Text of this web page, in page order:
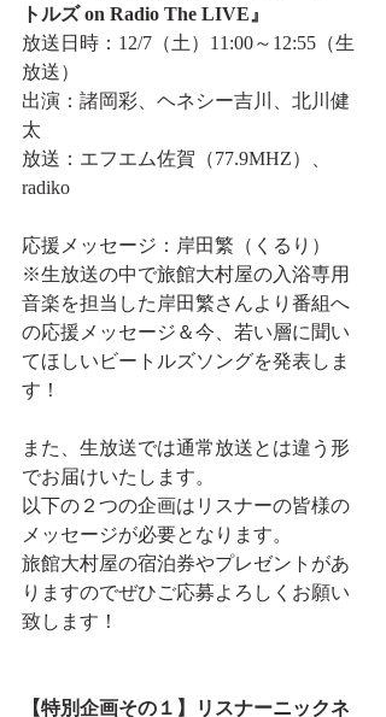
トルズ on Radio The LIVE』
放送日時：12/7（土）11:00～12:55（生
放送）
出演：諸岡彩、ヘネシー吉川、北川健
太
放送：エフエム佐賀（77.9MHZ）、
radiko
応援メッセージ：岸田繁（くるり）
※生放送の中で旅館大村屋の入浴専用
音楽を担当した岸田繁さんより番組へ
の応援メッセージ＆今、若い層に聞い
てほしいビートルズソングを発表しま
す！
また、生放送では通常放送とは違う形
でお届けいたします。
以下の２つの企画はリスナーの皆様の
メッセージが必要となります。
旅館大村屋の宿泊券やプレゼントがあ
りますのでぜひご応募よろしくお願い
致します！
【特別企画その１】リスナーニックネ